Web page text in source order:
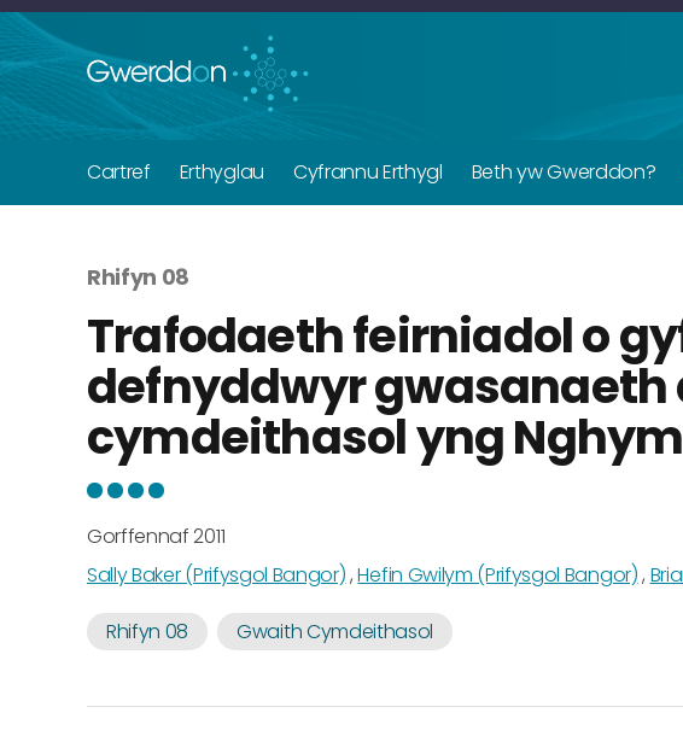
Cartref Erthyglau Cyfrannu Erthygl Beth yw Gwerddon?
Rhifyn 08
Trafodaeth feirniadol o
defnyddwyr
cymdeithasol yng
Gorffennaf 2011
Sally Baker (Prifysgol Bangor),Hefin Gwilym (Prifysgol Bangor),
Rhifyn 08 Gwaith Cymdeithasol